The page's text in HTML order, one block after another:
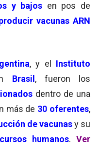
y bajos en pos de
vacunas ARN
, y el Instituto
Brasil , fueron los
dentro de una
más de 30 oferentes,
de vacunas y su
humanos.Ver